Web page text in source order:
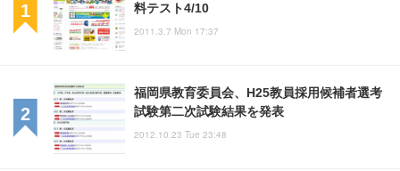
料テスト4/10
2011.3.7 Mon 17:37
福岡県教育委員会、H25教員採用候補者選考
試験第二次試験結果を発表
2012.10.23 Tue 23:48